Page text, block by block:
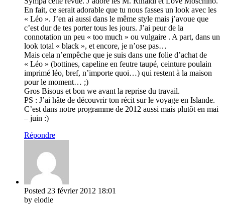
En fait, ce serait adorable que tu nous fasses un look avec les
« Léo ». J’en ai aussi dans le même style mais j’avoue que
c’est dur de tes porter tous les jours. J’ai peur de la
connotation un peu « too much » ou vulgaire . A part, dans un
look total « black », et encore, je n’ose pas…
Mais cela n’empêche que je suis dans une folie d’achat de
« Léo » (bottines, capeline en feutre taupé, ceinture poulain
imprimé léo, bref, n’importe quoi…) qui restent à la maison
pour le moment… ;)
Gros Bisous et bon we avant la reprise du travail.
PS : J’ai hâte de découvrir ton récit sur le voyage en Islande.
C’est dans notre programme de 2012 aussi mais plutôt en mai
– juin :)
Répondre
Posted 23 février 2012 18:01
by elodie